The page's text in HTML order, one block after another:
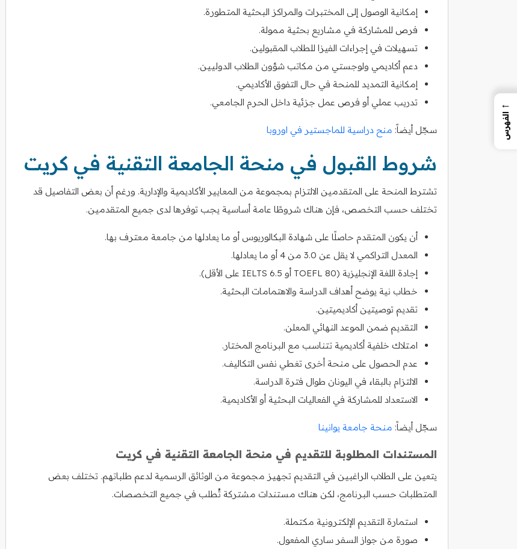
إمكانية الوصول إلى المختبرات والمراكز البحثية المتطورة.
فرص للمشاركة في مشاريع بحثية ممولة.
تسهيلات في إجراءات الفيزا للطلاب المقبولين.
دعم أكاديمي ولوجستي من مكاتب شؤون الطلاب الدوليين.
إمكانية التمديد للمنحة في حال التفوق الأكاديمي.
تدريب عملي أو فرص عمل جزئية داخل الحرم الجامعي.
سجّل أيضاً: منح دراسية للماجستير في اوروبا
شروط القبول في منحة الجامعة التقنية في كريت
تشترط المنحة على المتقدمين الالتزام بمجموعة من المعايير الأكاديمية والإدارية. ورغم أن بعض التفاصيل قد
تختلف حسب التخصص، فإن هناك شروطًا عامة أساسية يجب توفرها لدى جميع المتقدمين.
أن يكون المتقدم حاصلًا على شهادة البكالوريوس أو ما يعادلها من جامعة معترف بها.
المعدل التراكمي لا يقل عن 3.0 من 4 أو ما يعادلها.
إجادة اللغة الإنجليزية (TOEFL 80 أو IELTS 6.5 على الأقل).
خطاب نية يوضح أهداف الدراسة والاهتمامات البحثية.
تقديم توصيتين أكاديميتين.
التقديم ضمن الموعد النهائي المعلن.
امتلاك خلفية أكاديمية تتناسب مع البرنامج المختار.
عدم الحصول على منحة أخرى تغطي نفس التكاليف.
الالتزام بالبقاء في اليونان طوال فترة الدراسة.
الاستعداد للمشاركة في الفعاليات البحثية أو الأكاديمية.
سجّل أيضاً: منحة جامعة يوانينا
المستندات المطلوبة للتقديم في منحة الجامعة التقنية في كريت
يتعين على الطلاب الراغبين في التقديم تجهيز مجموعة من الوثائق الرسمية لدعم طلباتهم. تختلف بعض
المتطلبات حسب البرنامج، لكن هناك مستندات مشتركة تُطلب في جميع التخصصات.
استمارة التقديم الإلكترونية مكتملة.
صورة من جواز السفر ساري المفعول.
←
الفهرس